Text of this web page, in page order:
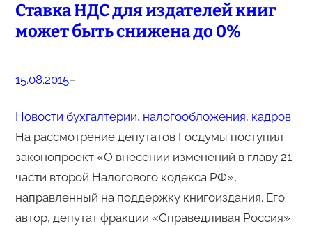
Ставка НДС для издателей книг
может быть снижена до 0%
15.08.2015–
Новости бухгалтерии, налогообложения, кадров
На рассмотрение депутатов Госдумы поступил
законопроект «О внесении изменений в главу 21
части второй Налогового кодекса РФ»,
направленный на поддержку книгоиздания. Его
автор, депутат фракции «Справедливая Россия»